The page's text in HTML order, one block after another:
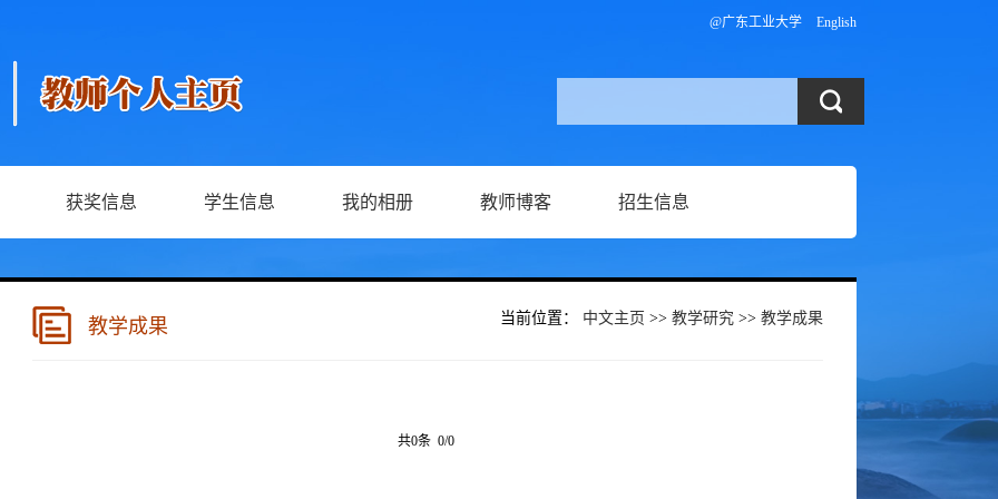
@广东工业大学 English
获奖信息 学生信息 我的相册 教师博客 招生信息
教学成果 当前位置： 中文主页 >> 教学研究 >> 教学成果
共0条 0/0